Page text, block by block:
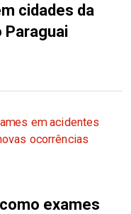
cidades da
exames